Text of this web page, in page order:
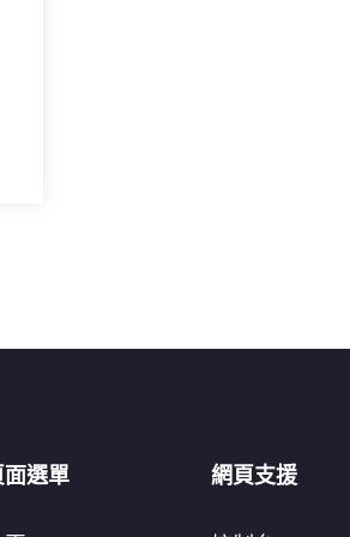
面選單 網頁支援